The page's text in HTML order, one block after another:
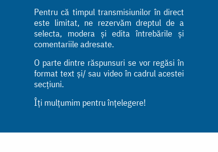
Pentru că timpul transmisiunilor în direct
este limitat, ne rezervăm dreptul de a
selecta, modera și edita întrebările și
comentariile adresate.
O parte dintre răspunsuri se vor regăsi în
format text și/ sau video în cadrul acestei
secțiuni.
Îți mulțumim pentru înțelegere!